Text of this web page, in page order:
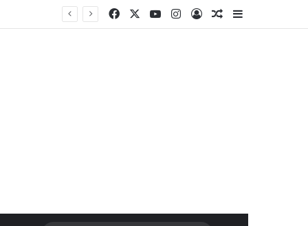
FacebookYouTubeInstagram
Log InRandom Article
Sidebar